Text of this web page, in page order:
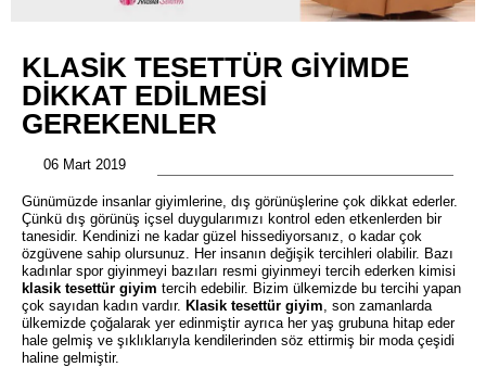
KLASIK TESETTÜR GIYIMDE
DIKKAT EDILMESI
GEREKENLER
06 Mart 2019
Günümüzde insanlar giyimlerine, dış görünüşlerine çok dikkat ederler.
Çünkü dış görünüş içsel duygularımızı kontrol eden etkenlerden bir
tanesidir. Kendinizi ne kadar güzel hissediyorsanız, o kadar çok
özgüvene sahip olursunuz. Her insanın değişik tercihleri olabilir. Bazı
kadınlar spor giyinmeyi bazıları resmi giyinmeyi tercih ederken kimisi
klasik tesettür giyim tercih edebilir. Bizim ülkemizde bu tercihi yapan
çok sayıdan kadın vardır. Klasik tesettür giyim , son zamanlarda
ülkemizde çoğalarak yer edinmiştir ayrıca her yaş grubuna hitap eder
hale gelmiş ve şıklıklarıyla kendilerinden söz ettirmiş bir moda çeşidi
haline gelmiştir.